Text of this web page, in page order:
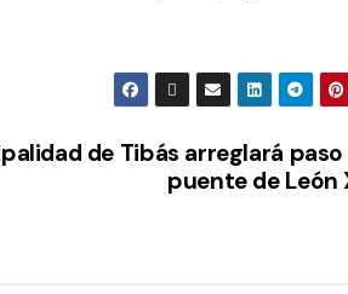
de Tibás arreglará paso
puente de León